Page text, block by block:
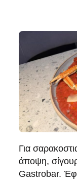
Για
άποψη,
Gastrobar.